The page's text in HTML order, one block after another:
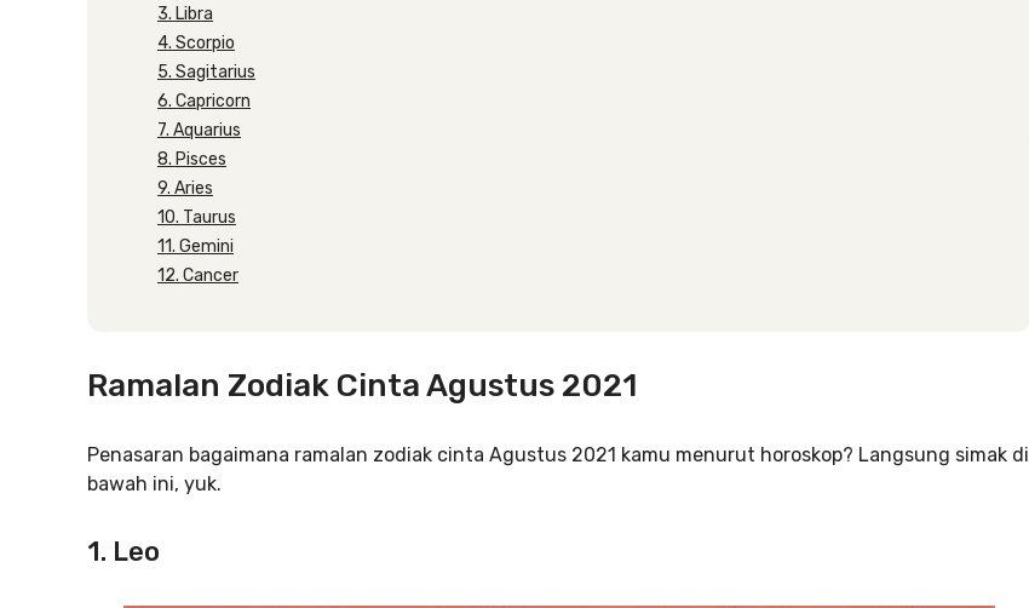
3. Libra
4. Scorpio
5. Sagitarius
6. Capricorn
7. Aquarius
8. Pisces
9. Aries
10. Taurus
11. Gemini
12. Cancer
Ramalan Zodiak Cinta Agustus 2021
Penasaran bagaimana ramalan zodiak cinta Agustus 2021 kamu menurut horoskop? Langsung simak di
bawah ini, yuk.
1. Leo